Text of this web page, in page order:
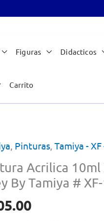
Figuras Didacticos
Carrito
, Pinturas, Tamiya - XF
Acrilica 10ml
By Tamiya #